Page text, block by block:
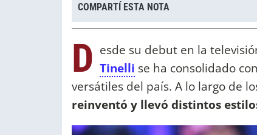
COMPARTÍ ESTA NOTA
D esde su debut en la
Tinelli se ha consolidado
versátiles del país. A lo largo de
reinventó y llevó distintos